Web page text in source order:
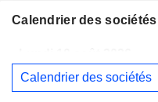
Calendrier des sociétés
WESTPAC BANKING CORPORATION
Calendrier des sociétés